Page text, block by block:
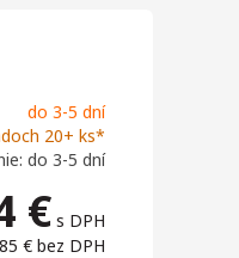
do 3-5 dní
20+ ks*
do 3-5 dní
€ s DPH
€ bez DPH